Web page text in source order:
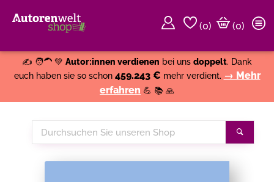
(0)
(0)
✍️ 🧑‍🦱 💚 Autor:innen verdienen bei uns doppelt. Dank
euch haben sie so schon 459.243 € mehr verdient. → Mehr
erfahren 💪 📚 🙏
Durchsuchen
Sie